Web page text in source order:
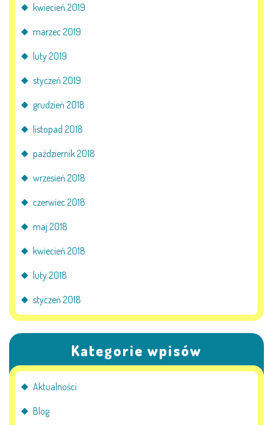
kwiecień 2019
marzec 2019
luty 2019
styczeń 2019
grudzień 2018
listopad 2018
październik 2018
wrzesień 2018
czerwiec 2018
maj 2018
kwiecień 2018
luty 2018
styczeń 2018
Kategorie wpisów
Aktualności
Blog